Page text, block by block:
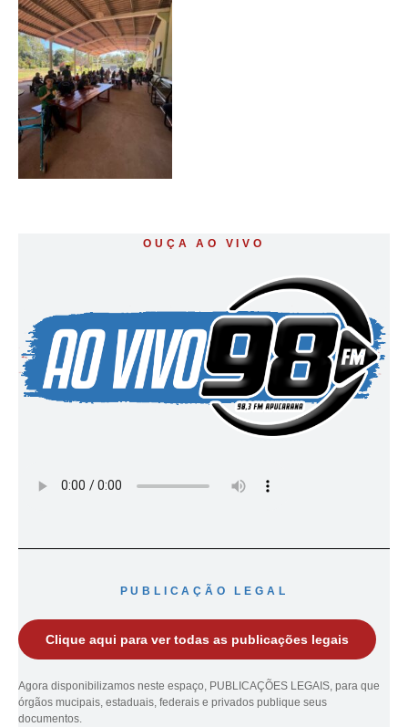
OUÇA AO VIVO
PUBLICAÇÃO LEGAL
Clique aqui para ver todas as publicações legais
Agora disponibilizamos neste espaço, PUBLICAÇÕES LEGAIS, para que
órgãos mucipais, estaduais, federais e privados publique seus
documentos.